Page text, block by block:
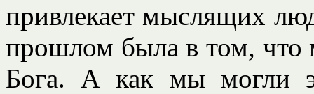
привлекает мыслящих
прошлом была в том, что
Бога. А как мы могли